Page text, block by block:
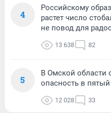
4
Российскому
растет число
не повод для
13 638 82
5
В Омской области
опасность в пятый
12 028 33